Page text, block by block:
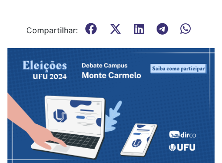
Compartilhar: